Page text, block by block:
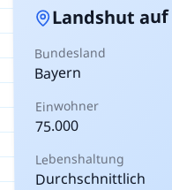
Landshut auf
Bundesland
Bayern
Einwohner
75.000
Lebenshaltung
Durchschnittlich